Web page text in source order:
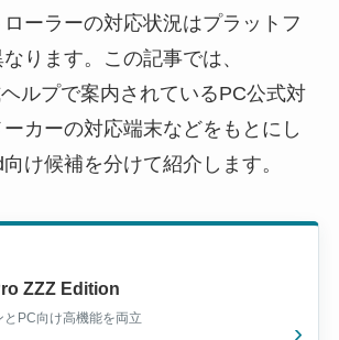
ーラーの対応状況はプラットフ
ります。この記事では、
ルプで案内されているPC公式対
カーの対応端末などをもとにし
け候補を分けて紹介します。
ZZZ Edition
PC向け高機能を両立